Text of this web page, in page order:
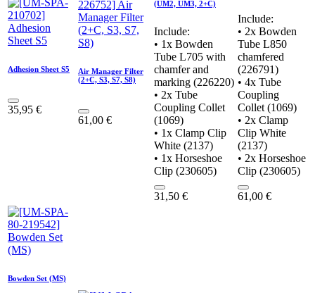
Adhesion Sheet S5
35,95 €
Air Manager Filter
(2+C, S3, S7, S8)
61,00 €
(UM2, UM3, 2+C)
Include:
• 1x Bowden
Tube L705 with
chamfer and
marking (226220)
• 2x Tube
Coupling Collet
(1069)
• 1x Clamp Clip
White (2137)
• 1x Horseshoe
Clip (230605)
31,50 €
Include:
• 2x Bowden
Tube L850
chamfered
(226791)
• 4x Tube
Coupling
Collet (1069)
• 2x Clamp
Clip White
(2137)
• 2x Horseshoe
Clip (230605)
61,00 €
Bowden Set (MS)